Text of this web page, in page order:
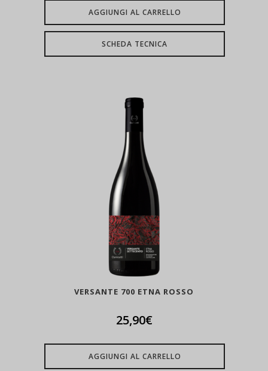
AGGIUNGI AL CARRELLO
SCHEDA TECNICA
VERSANTE 700 ETNA ROSSO
25,90€
AGGIUNGI AL CARRELLO